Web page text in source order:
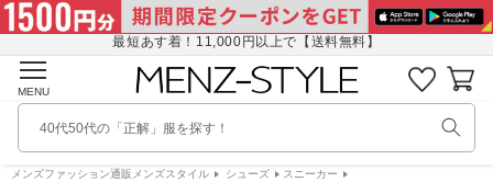
コンテ
ンツに
最短あす着！11,000円以上で【送料無料】
MENU
に
入
り
リ
ス
カ
ー
ト
40代50代の「正解」服を探す！
メンズファッション通販メンズスタイル シューズ
スニーカー